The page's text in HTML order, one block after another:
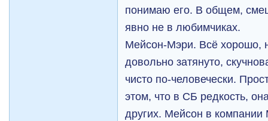
понимаю его. В общем,
явно не в любимчиках.
Мейсон-Мэри. Всё хорошо,
довольно затянуто,
чисто по-человечески.
этом, что в СБ редкость,
других. Мейсон в